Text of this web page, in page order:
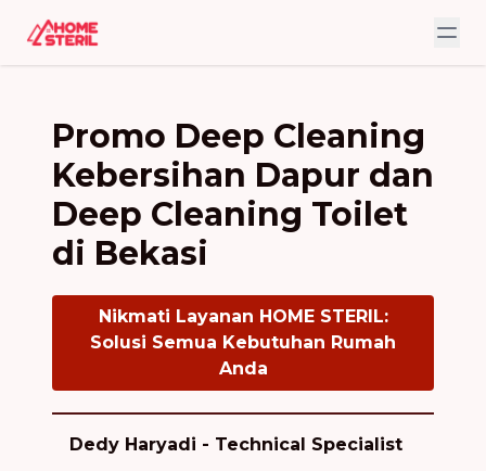
Promo Deep Cleaning
Kebersihan Dapur dan
Deep Cleaning Toilet
di Bekasi
Nikmati Layanan HOME STERIL:
Solusi Semua Kebutuhan Rumah
Anda
Dedy Haryadi - Technical Specialist